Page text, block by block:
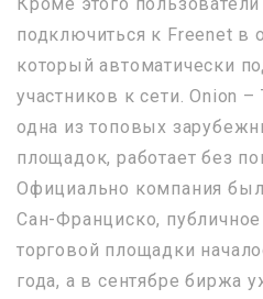
подключиться к Freenet в
который автоматически
участников к сети. Onion –
одна из топовых
площадок, работает без
Официально компания
Сан-Франциско, публичное
торговой площадки
года, а в сентябре биржа